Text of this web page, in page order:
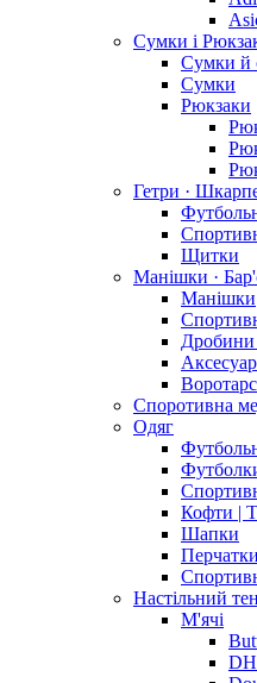
Сумки і
Сумки й
Сумки
Рюкзаки
Гетри ·
Щитки
Манішки ·
Манішки
Дробини
Споротивна
Одяг
Кофти |
Шапки
Перчатки
Настільний
М'ячі